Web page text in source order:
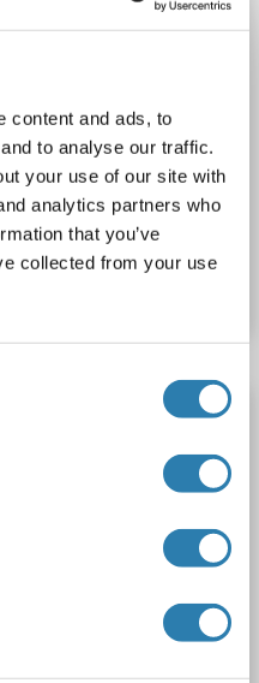
content and ads, to
to analyse our traffic.
your use of our site with
analytics partners who
that you’ve
collected from your use
ELISA
Colorimetric